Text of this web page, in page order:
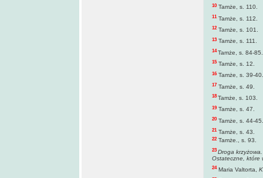
10 Tamże, s. 110.
11Tamże, s. 112.
12Tamże, s. 101.
13 Tamże, s. 111.
14Tamże, s. 84-85.
15Tamże, s. 12.
16 Tamże, s. 39-40.
17 Tamże, s. 49.
18Tamże, s. 103.
19Tamże, s. 47.
20 Tamże, s. 44-45.
21Tamże, s. 43.
22Tamże., s. 93.
23 Droga
Ostateczne, które
24Maria Valtorta,